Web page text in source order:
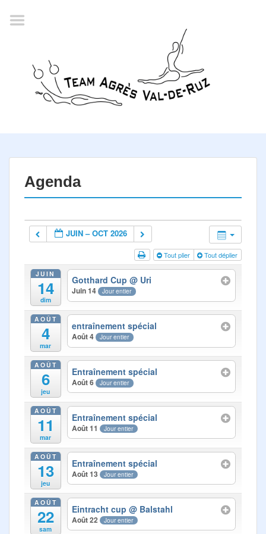
Agenda
JUIN – OCT 2026
Tout plier Tout déplier
JUIN
14
dim
Gotthard Cup@ Uri
Juin 14 Jour entier
AOÛT
4
mar
entraînement spécial
Août 4 Jour entier
AOÛT
6
jeu
Entraînement spécial
Août 6 Jour entier
AOÛT
11
mar
Entraînement spécial
Août 11 Jour entier
AOÛT
13
jeu
Entraînement spécial
Août 13 Jour entier
AOÛT
22
sam
Eintracht cup@ Balstahl
Août 22 Jour entier
Accueil
Championnat romand
2022
La société
Résultats
Inscription
Comité
Photos
Médias
Contact